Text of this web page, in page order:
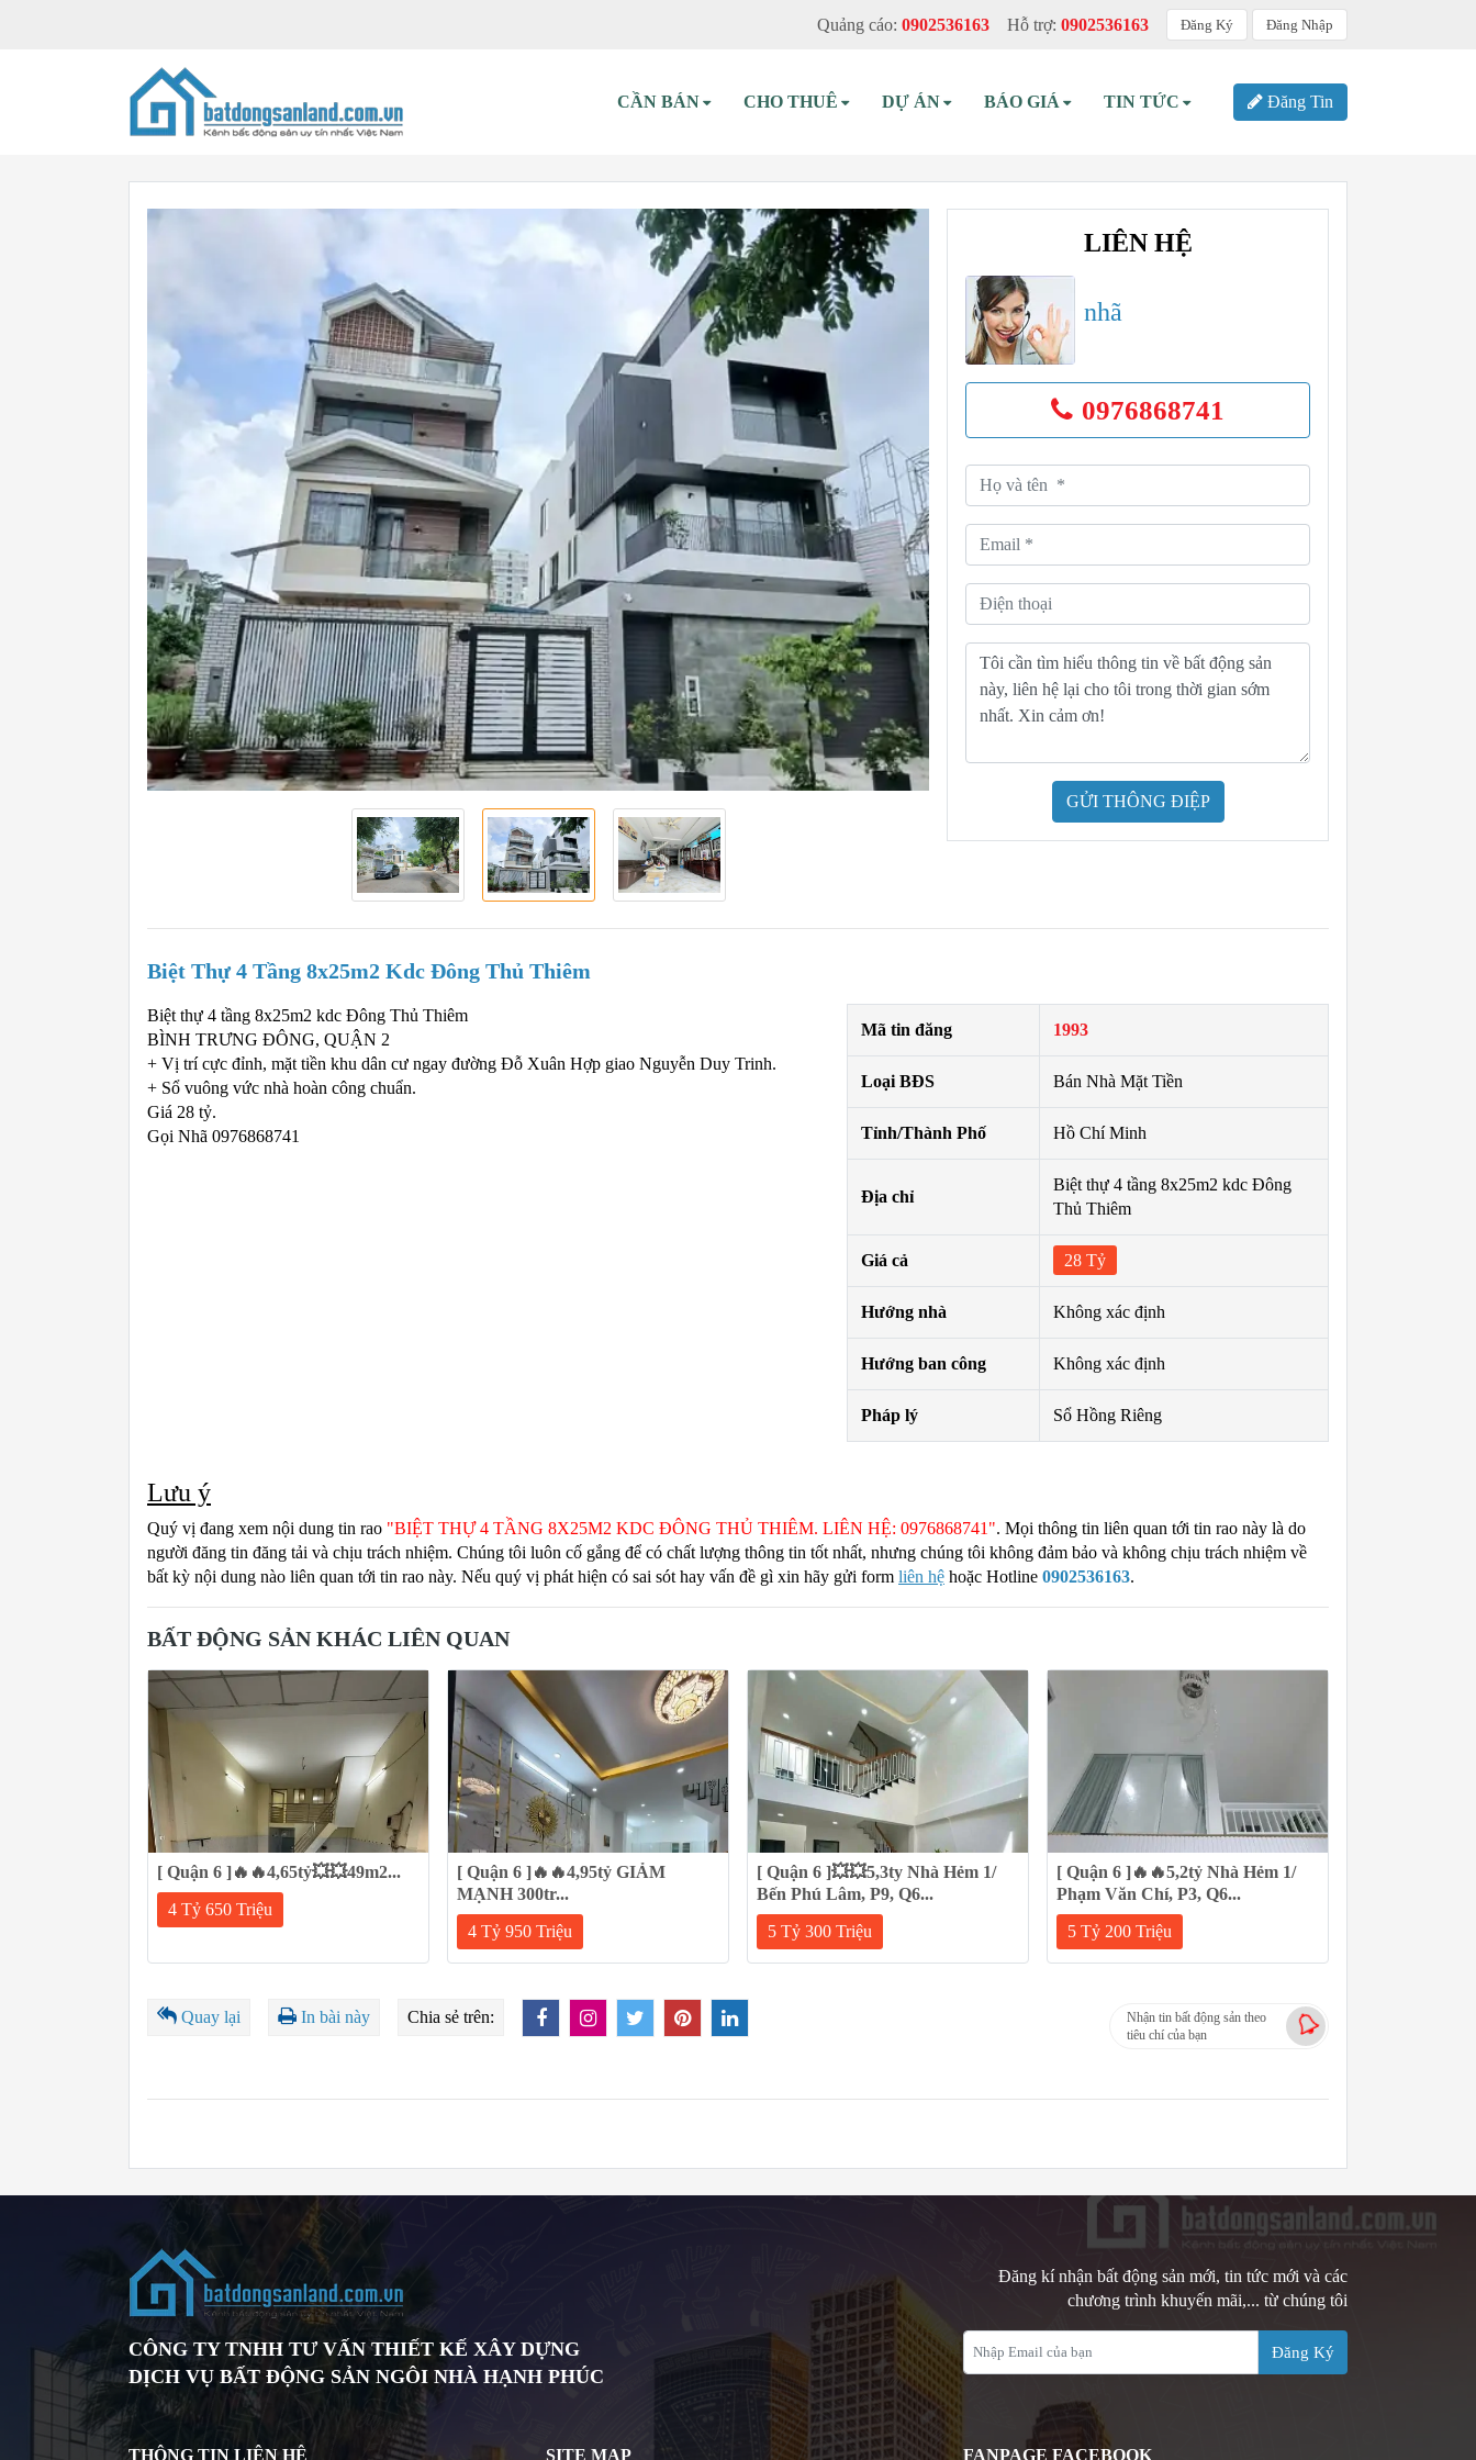
Quảng cáo: 0902536163 Hỗ trợ: 0902536163 Đăng Ký Đăng Nhập
CẦN BÁN CHO THUÊ DỰ ÁN BÁO GIÁ TIN TỨC Đăng Tin
LIÊN HỆ
nhã
0976868741
GỬI THÔNG ĐIỆP
Biệt Thự 4 Tầng 8x25m2 Kdc Đông Thủ Thiêm
Mã tin đăng 1993
Loại BĐS Bán Nhà Mặt Tiền
Tỉnh/Thành Phố Hồ Chí Minh
Địa chỉ
Biệt thự 4 tầng 8x25m2 kdc Đông
Thủ Thiêm
Giá cả 28 Tỷ
Hướng nhà Không xác định
Hướng ban công Không xác định
Pháp lý Sổ Hồng Riêng
Biệt thự 4 tầng 8x25m2 kdc Đông Thủ Thiêm
BÌNH TRƯNG ĐÔNG, QUẬN 2
+ Vị trí cực đỉnh, mặt tiền khu dân cư ngay đường Đỗ Xuân Hợp giao Nguyễn Duy Trinh.
+ Sổ vuông vức nhà hoàn công chuẩn.
Giá 28 tỷ.
Gọi Nhã 0976868741
Lưu ý
Quý vị đang xem nội dung tin rao "BIỆT THỰ 4 TẦNG 8X25M2 KDC ĐÔNG THỦ THIÊM. LIÊN HỆ: 0976868741". Mọi thông tin liên quan tới tin rao này là do
người đăng tin đăng tải và chịu trách nhiệm. Chúng tôi luôn cố gắng để có chất lượng thông tin tốt nhất, nhưng chúng tôi không đảm bảo và không chịu trách nhiệm về
bất kỳ nội dung nào liên quan tới tin rao này. Nếu quý vị phát hiện có sai sót hay vấn đề gì xin hãy gửi form liên hệ hoặc Hotline 0902536163.
BẤT ĐỘNG SẢN KHÁC LIÊN QUAN
[ Quận 6 ]🔥🔥4,65tỷ💥💥49m2...
4 Tỷ 650 Triệu
[ Quận 6 ]🔥🔥4,95tỷ GIẢM
MẠNH 300tr...
4 Tỷ 950 Triệu
[ Quận 6 ]💥💥5,3ty Nhà Hẻm 1/
Bến Phú Lâm, P9, Q6...
5 Tỷ 300 Triệu
[ Quận 6 ]🔥🔥5,2tỷ Nhà Hẻm 1/
Phạm Văn Chí, P3, Q6...
5 Tỷ 200 Triệu
Quay lại In bài này Chia sẻ trên:
Nhận tin bất động sản theo
tiêu chí của bạn
CÔNG TY TNHH TƯ VẤN THIẾT KẾ XÂY DỰNG
DỊCH VỤ BẤT ĐỘNG SẢN NGÔI NHÀ HẠNH PHÚC
Đăng kí nhận bất động sản mới, tin tức mới và các
chương trình khuyến mãi,... từ chúng tôi
Đăng Ký
THÔNG TIN LIÊN HỆ SITE MAP FANPAGE FACEBOOK